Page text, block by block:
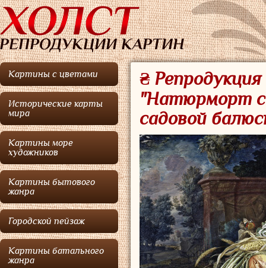
Картины с цветами
Исторические карты
мира
Картины море
художников
Картины бытового
жанра
Городской пейзаж
Картины батального
жанра
₴
"Натюрморт с
садовой